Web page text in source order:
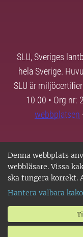
Denna webbplats
webbläsare. Vissa
ska fungera korrekt.
Hantera valbara
SLU, Sveriges
hela Sverige.
SLU är
10 00 • Org nr:
webbplatsen